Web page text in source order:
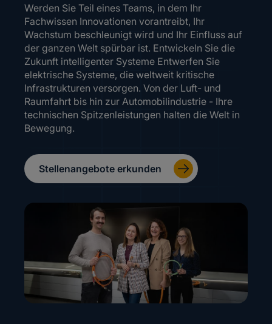
Werden Sie Teil eines Teams, in dem Ihr
Fachwissen Innovationen vorantreibt, Ihr
Wachstum beschleunigt wird und Ihr Einfluss auf
der ganzen Welt spürbar ist. Entwickeln Sie die
Zukunft intelligenter Systeme Entwerfen Sie
elektrische Systeme, die weltweit kritische
Infrastrukturen versorgen. Von der Luft- und
Raumfahrt bis hin zur Automobilindustrie - Ihre
technischen Spitzenleistungen halten die Welt in
Bewegung.
Stellenangebote erkunden